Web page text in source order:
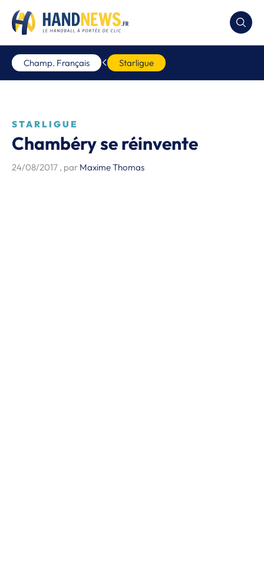
Champ. Français Starligue
STARLIGUE
Chambéry se réinvente
24/08/2017 , par Maxime Thomas